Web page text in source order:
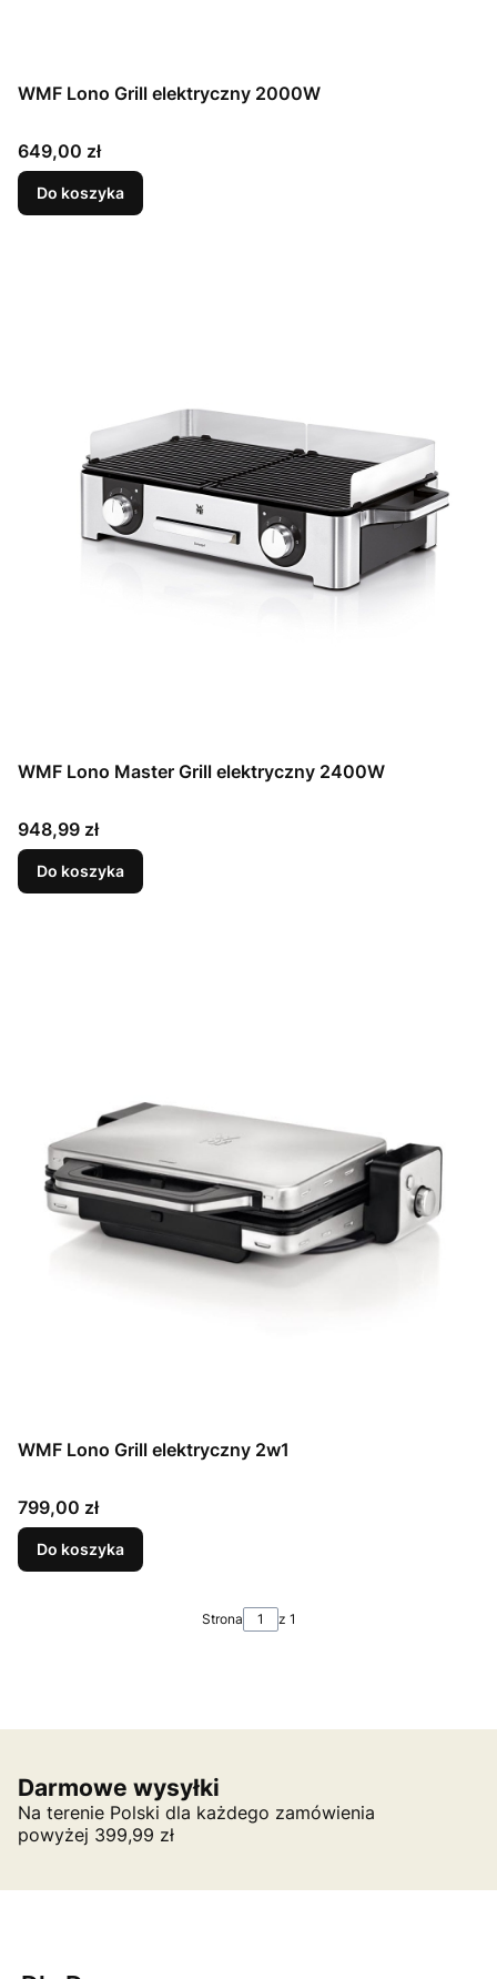
WMF Lono Grill elektryczny 2000W
Cena
649,00 zł
Do koszyka
WMF Lono Master Grill elektryczny 2400W
Cena
948,99 zł
Do koszyka
WMF Lono Grill elektryczny 2w1
Cena
799,00 zł
Do koszyka
Strona z 1
Darmowe wysyłki
Na terenie Polski dla każdego zamówienia
powyżej 399,99 zł